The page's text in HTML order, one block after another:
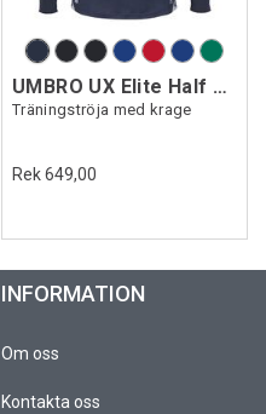
UMBRO UX Elite Half Zip
Träningströja med krage
Rek 649,00
INFORMATION
Om oss
Kontakta oss